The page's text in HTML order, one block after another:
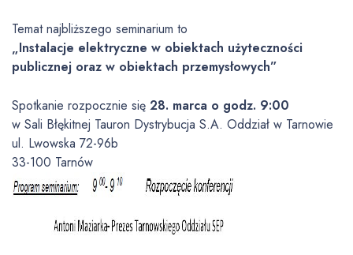
Temat najbliższego seminarium to
„Instalacje elektryczne w obiektach użyteczności
publicznej oraz w obiektach przemysłowych”
Spotkanie rozpocznie się 28. marca o godz. 9:00
w Sali Błękitnej Tauron Dystrybucja S.A. Oddział w Tarnowie
ul. Lwowska 72-96b
33-100 Tarnów